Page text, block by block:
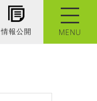
情報公開 MENU